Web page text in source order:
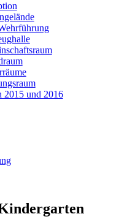
2015 und 2016